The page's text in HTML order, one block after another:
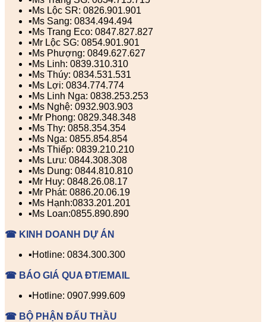
▪️Ms Lộc SR: 0826.901.901
▪️Ms Sang: 0834.494.494
▪️Ms Trang Eco: 0847.827.827
▪️Mr Lộc SG: 0854.901.901
▪️Ms Phượng: 0849.627.627
▪️Ms Linh: 0839.310.310
▪️Ms Thúy: 0834.531.531
▪️Ms Lợi: 0834.774.774
▪️Ms Linh Nga: 0838.253.253
▪️Ms Nghệ: 0932.903.903
▪️Mr Phong: 0829.348.348
▪️Ms Thy: 0858.354.354
▪️Ms Nga: 0855.854.854
▪️Ms Thiếp: 0839.210.210
▪️Ms Lưu: 0844.308.308
▪️Ms Dung: 0844.810.810
▪️Mr Huy: 0848.26.08.17
▪️Mr Phát: 0886.20.06.19
▪️Ms Hạnh:0833.201.201
▪️Ms Loan:0855.890.890
☎ KINH DOANH DỰ ÁN
▪️Hotline: 0834.300.300
☎ BÁO GIÁ QUA ĐT/EMAIL
▪️Hotline: 0907.999.609
☎ BỘ PHẬN ĐẤU THẦU